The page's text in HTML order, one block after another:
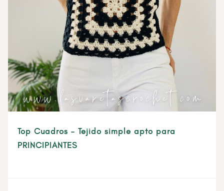
Top Cuadros – Tejido simple apto para
PRINCIPIANTES